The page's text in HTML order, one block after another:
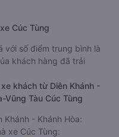
Cúc Tùng
với số điểm trung bình là
khách hàng đã trải
khách từ Diên Khánh -
Vũng Tàu Cúc Tùng
Khánh - Khánh Hòa:
xe Cúc Tùng: